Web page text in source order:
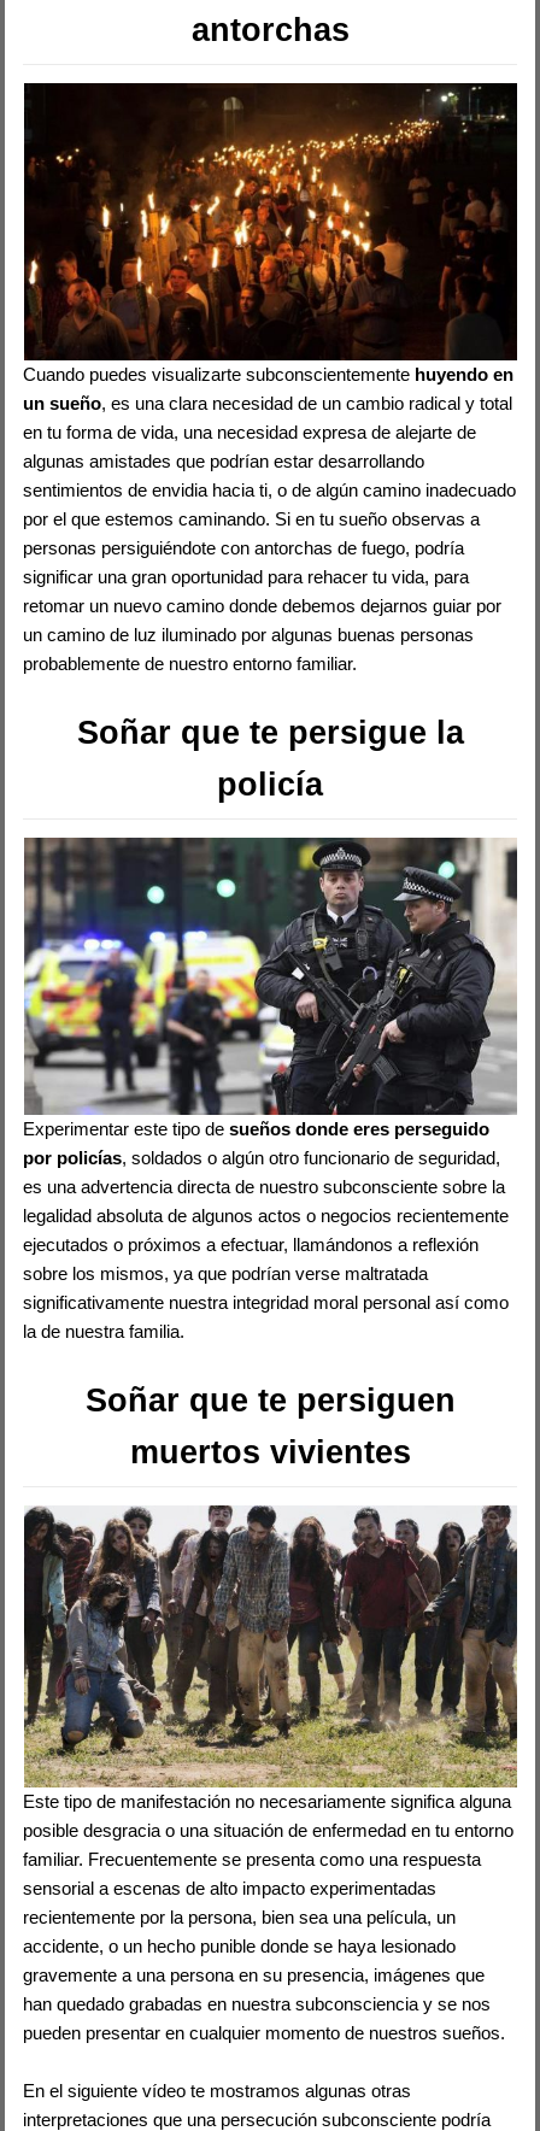
antorchas
Cuando puedes visualizarte subconscientemente huyendo en
un sueño, es una clara necesidad de un cambio radical y total
en tu forma de vida, una necesidad expresa de alejarte de
algunas amistades que podrían estar desarrollando
sentimientos de envidia hacia ti, o de algún camino inadecuado
por el que estemos caminando. Si en tu sueño observas a
personas persiguiéndote con antorchas de fuego, podría
significar una gran oportunidad para rehacer tu vida, para
retomar un nuevo camino donde debemos dejarnos guiar por
un camino de luz iluminado por algunas buenas personas
probablemente de nuestro entorno familiar.
Soñar que te persigue la
policía
Experimentar este tipo desueños donde eres perseguido
por policías, soldados o algún otro funcionario de seguridad,
es una advertencia directa de nuestro subconsciente sobre la
legalidad absoluta de algunos actos o negocios recientemente
ejecutados o próximos a efectuar, llamándonos a reflexión
sobre los mismos, ya que podrían verse maltratada
significativamente nuestra integridad moral personal así como
la de nuestra familia.
Soñar que te persiguen
muertos vivientes
Este tipo de manifestación no necesariamente significa alguna
posible desgracia o una situación de enfermedad en tu entorno
familiar. Frecuentemente se presenta como una respuesta
sensorial a escenas de alto impacto experimentadas
recientemente por la persona, bien sea una película, un
accidente, o un hecho punible donde se haya lesionado
gravemente a una persona en su presencia, imágenes que
han quedado grabadas en nuestra subconsciencia y se nos
pueden presentar en cualquier momento de nuestros sueños.
En el siguiente vídeo te mostramos algunas otras
interpretaciones que una persecución subconsciente podría